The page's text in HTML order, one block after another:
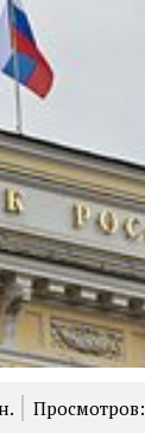
Просмотров: